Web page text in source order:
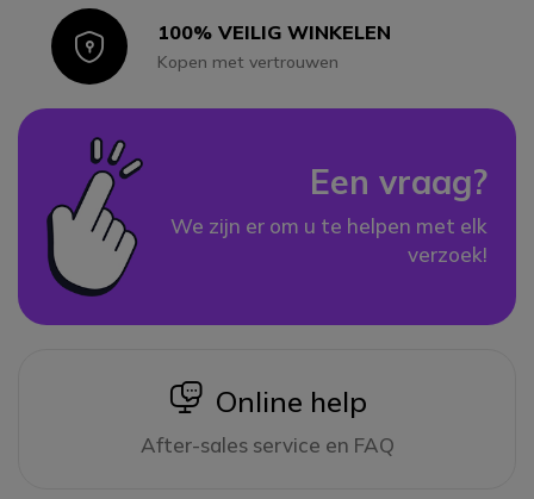
Icon100% VEILIG WINKELEN
Kopen met vertrouwen
Een vraag?
We zijn er om u te helpen met elk
verzoek!
icon
Online help
After-sales service en FAQ